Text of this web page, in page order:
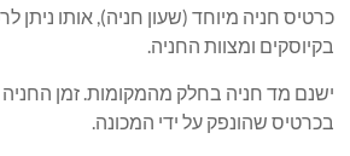
כרטיס חניה מיוחד (שעון חניה), אותו ניתן
בקיוסקים ומצוות החניה.
ישנם מד חניה בחלק מהמקומות. זמן
בכרטיס שהונפק על ידי המכונה.